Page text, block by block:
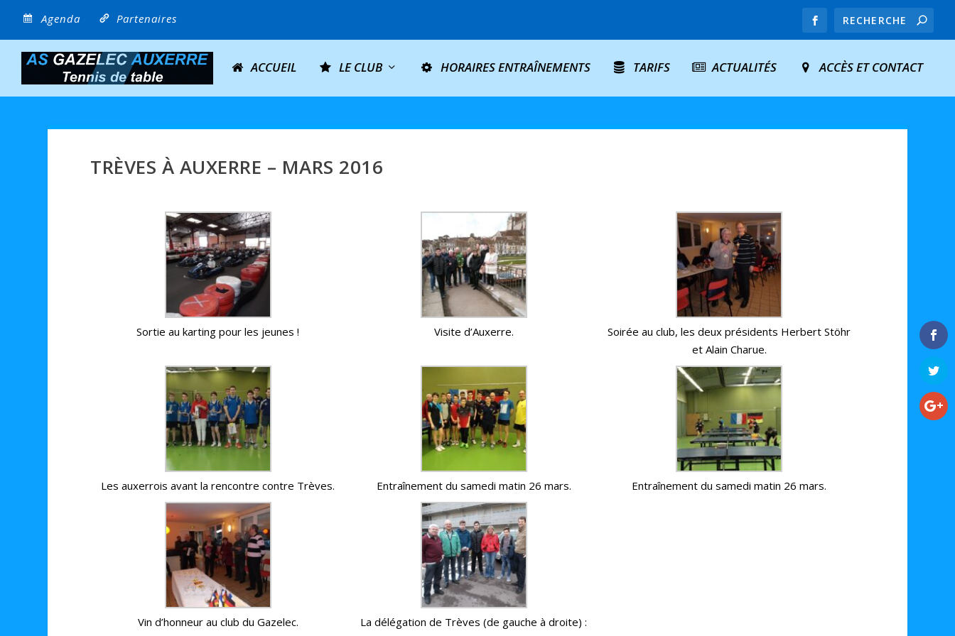
Agenda Partenaires
ACCUEIL LE CLUB HORAIRES ENTRAÎNEMENTS TARIFS ACTUALITÉS ACCÈS ET CONTACT
TRÈVES À AUXERRE – MARS 2016
Sortie au karting pour les jeunes ! Visite d’Auxerre.
Soirée au club, les deux présidents Herbert Stöhr
et Alain Charue.
Les auxerrois avant la rencontre contre Trèves. Entraînement du samedi matin 26 mars. Entraînement du samedi matin 26 mars.
Vin d’honneur au club du Gazelec.
La délégation de Trèves (de gauche à droite) :